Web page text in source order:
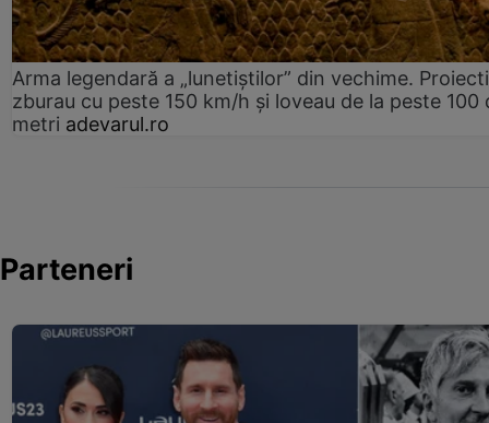
Arma legendară a „lunetiștilor” din vechime.
zburau cu peste 150 km/h și loveau de la peste 100
metri adevarul.ro
Parteneri